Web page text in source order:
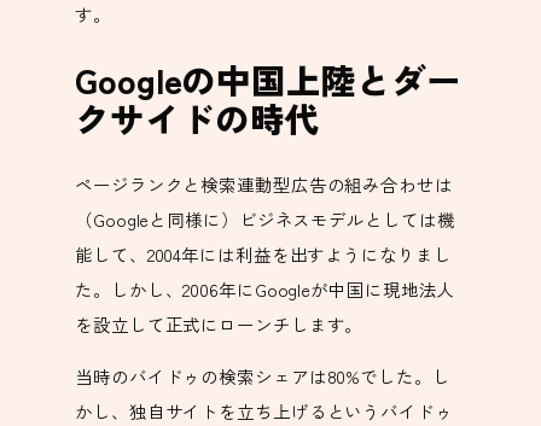
す。
Googleの中国上陸とダー
クサイドの時代
ページランクと検索連動型広告の組み合わせは
（Googleと同様に）ビジネスモデルとしては機
能して、2004年には利益を出すようになりまし
た。しかし、2006年にGoogleが中国に現地法人
を設立して正式にローンチします。
当時のバイドゥの検索シェアは80%でした。し
かし、独自サイトを立ち上げるというバイドゥ